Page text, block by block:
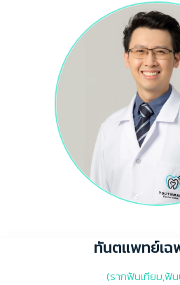
ทันตแพทย์เฉ
(รากฟันเทียม,ฟั